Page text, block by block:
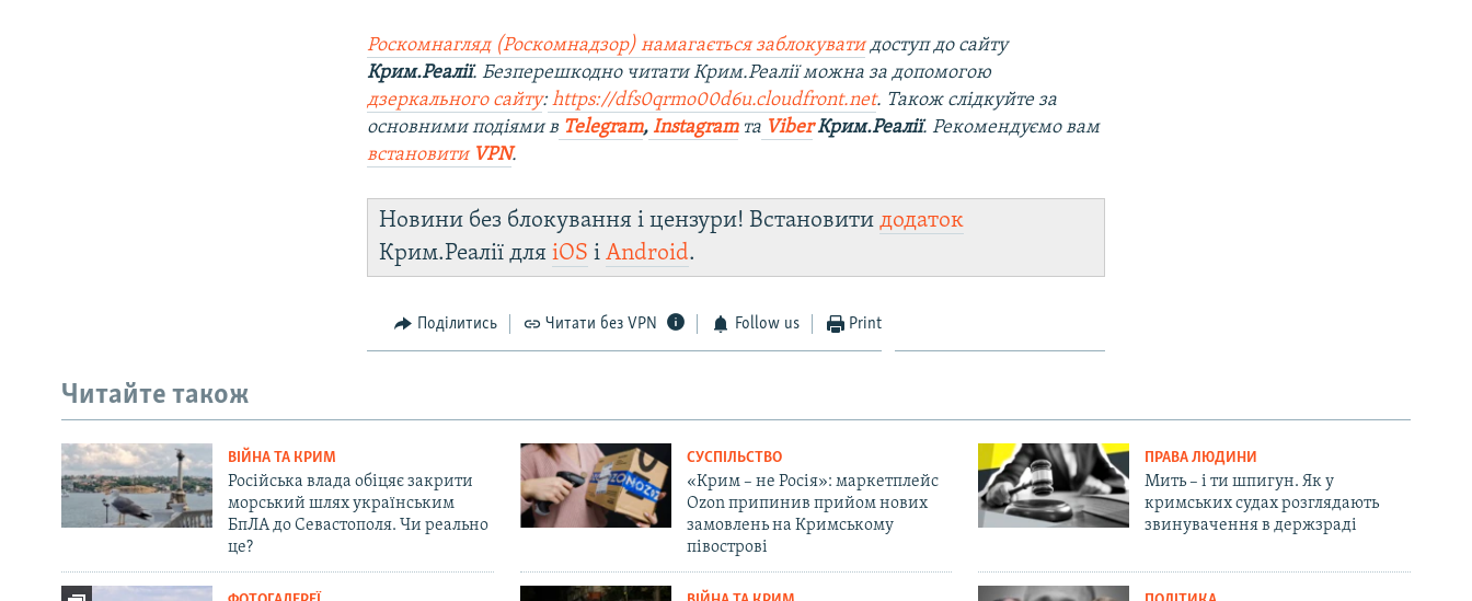
Роскомнагляд (Роскомнадзор) намагається заблокуватидоступ до сайту
Крим.Реалії. Безперешкодно читати Крим.Реалії можна за допомогою
дзеркального сайту: https://dfs0qrmo00d6u.cloudfront.net. Також слідкуйте за
основними подіями в Telegram, Instagramта ViberКрим.Реалії. Рекомендуємо вам
встановити VPN.
Новини без блокування і цензури! Встановитидодаток
Крим.Реалії дляiOS іAndroid.
Поділитись Читати без VPN Follow us Print
Читайте також
ВІЙНА ТА КРИМ
Російська влада обіцяє закрити
морський шлях українським
БпЛА до Севастополя. Чи реально
це?
СУСПІЛЬСТВО
«Крим – не Росія»: маркетплейс
Ozon припинив прийом нових
замовлень на Кримському
півострові
ПРАВА ЛЮДИНИ
Мить – і ти шпигун. Як у
кримських судах розглядають
звинувачення в держзраді